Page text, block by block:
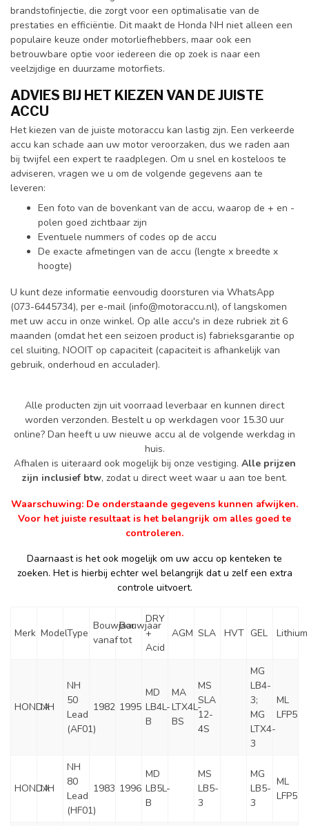
brandstofinjectie, die zorgt voor een optimalisatie van de
prestaties en efficiëntie. Dit maakt de Honda NH niet alleen een
populaire keuze onder motorliefhebbers, maar ook een
betrouwbare optie voor iedereen die op zoek is naar een
veelzijdige en duurzame motorfiets.
ADVIES BIJ HET KIEZEN VAN DE JUISTE
ACCU
Het kiezen van de juiste motoraccu kan lastig zijn. Een verkeerde
accu kan schade aan uw motor veroorzaken, dus we raden aan
bij twijfel een expert te raadplegen. Om u snel en kosteloos te
adviseren, vragen we u om de volgende gegevens aan te
leveren:
Een foto van de bovenkant van de accu, waarop de + en -
polen goed zichtbaar zijn
Eventuele nummers of codes op de accu
De exacte afmetingen van de accu (lengte x breedte x
hoogte)
U kunt deze informatie eenvoudig doorsturen via WhatsApp
(073-6445734), per e-mail (info@motoraccu.nl), of langskomen
met uw accu in onze winkel. Op alle accu's in deze rubriek zit 6
maanden (omdat het een seizoen product is) fabrieksgarantie op
cel sluiting, NOOIT op capaciteit (capaciteit is afhankelijk van
gebruik, onderhoud en acculader).
Alle producten zijn uit voorraad leverbaar en kunnen direct
worden verzonden. Bestelt u op werkdagen voor 15.30 uur
online? Dan heeft u uw nieuwe accu al de volgende werkdag in
huis.
Afhalen is uiteraard ook mogelijk bij onze vestiging. Alle prijzen
zijn inclusief btw, zodat u direct weet waar u aan toe bent.
Waarschuwing: De onderstaande gegevens kunnen afwijken.
Voor het juiste resultaat is het belangrijk om alles goed te
controleren.
Daarnaast is het ook mogelijk om uw accu op kenteken te
zoeken. Het is hierbij echter wel belangrijk dat u zelf een extra
controle uitvoert.
Merk ModelType
Bouwjaar
vanaf
Bouwjaar
tot
DRY
+
Acid
AGM SLA HVT GEL Lithium
HONDA
NH
NH
50
Lead
(AF01)
1982 1995
MD
LB4L-
B
MA
LTX4L-
BS
MS
SLA
12-
4S
MG
LB4-
3;
MG
LTX4-
3
ML
LFP5
HONDA
NH
NH
80
Lead
(HF01)
1983 1996
MD
LB5L-
B
MS
LB5-
3
MG
LB5-
3
ML
LFP5